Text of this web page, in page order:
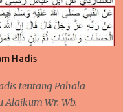
Hadis
tentang Pahala
Alaikum Wr. Wb.